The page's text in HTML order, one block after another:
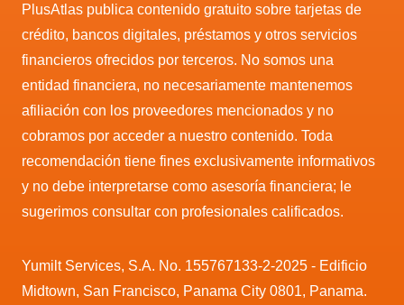
PlusAtlas publica contenido gratuito sobre tarjetas de
crédito, bancos digitales, préstamos y otros servicios
financieros ofrecidos por terceros. No somos una
entidad financiera, no necesariamente mantenemos
afiliación con los proveedores mencionados y no
cobramos por acceder a nuestro contenido. Toda
recomendación tiene fines exclusivamente informativos
y no debe interpretarse como asesoría financiera; le
sugerimos consultar con profesionales calificados.
Yumilt Services, S.A. No. 155767133-2-2025 - Edificio
Midtown, San Francisco, Panama City 0801, Panama.